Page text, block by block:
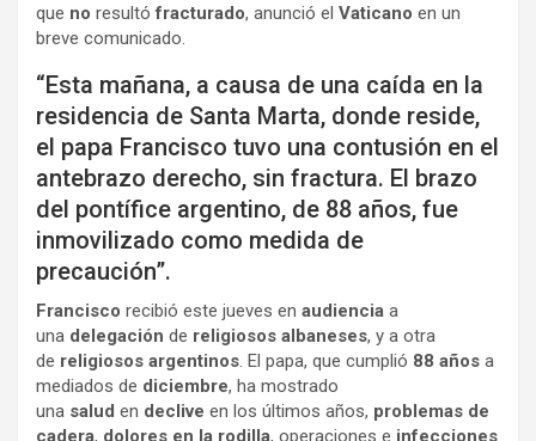
que no resultófracturado, anunció el Vaticano en un
breve comunicado.
“Esta mañana, a causa de una caída en la
residencia de Santa Marta, donde reside,
el papa Francisco tuvo una contusión en el
antebrazo derecho, sin fractura. El brazo
del pontífice argentino, de 88 años, fue
inmovilizado como medida de
precaución”.
Francisco recibió este jueves en audiencia a
una delegación de religiosos albaneses, y a otra
de religiosos argentinos. El papa, que cumplió 88 años a
mediados de diciembre, ha mostrado
una salud en declive en los últimos años, problemas de
cadera, dolores en la rodilla, operaciones e infecciones